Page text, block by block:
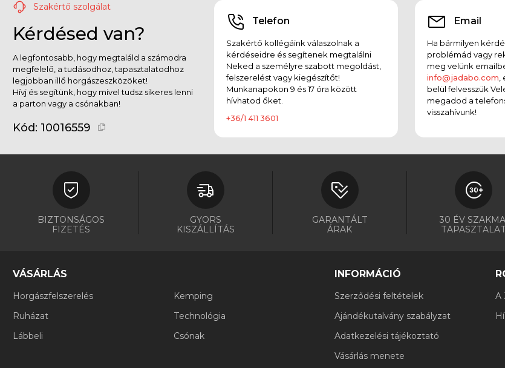
Szakértő szolgálat
Kérdésed van?
A legfontosabb, hogy megtaláld a számodra
megfelelő, a tudásodhoz, tapasztalatodhoz
legjobban illő horgászeszközöket!
Hívj és segítünk, hogy mivel tudsz sikeres lenni
a parton vagy a csónakban!
Kód: 10016559
Telefon
Szakértő kollégáink válaszolnak a
kérdéseidre és segítenek megtalálni
Neked a személyre szabott megoldást,
felszerelést vagy kiegészítőt!
Munkanapokon 9 és 17 óra között
hívhatod őket.
+36/1 411 3601
Email
Ha bármilyen
problémád vagy
meg velünk
info@jadabo.com
belül felvesszük
megadod a
visszahívunk!
BIZTONSÁGOS
FIZETÉS
GYORS
KISZÁLLÍTÁS
GARANTÁLT
ÁRAK
30 ÉV
TAPASZTALAT
VÁSÁRLÁS
Horgászfelszerelés
Ruházat
Lábbeli
Kemping
Technológia
Csónak
INFORMÁCIÓ
Szerződési feltételek
Ajándékutalvány szabályzat
Adatkezelési tájékoztató
Vásárlás menete
A